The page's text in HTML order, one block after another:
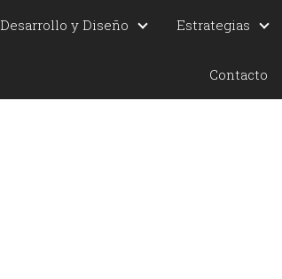
Desarrollo y Diseño Estrategias
Contacto